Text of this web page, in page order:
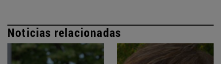
Noticias relacionadas